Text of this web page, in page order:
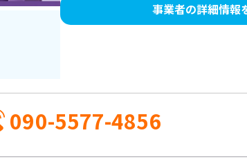
事業者の詳細情報
090-5577-4856